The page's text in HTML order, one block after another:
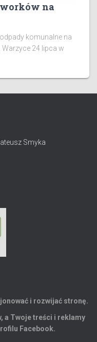
na
komunalne na
Warzyce 24 lipca w
Smyka
i rozwijać stronę.
a Twoje treści i reklamy
Facebook.